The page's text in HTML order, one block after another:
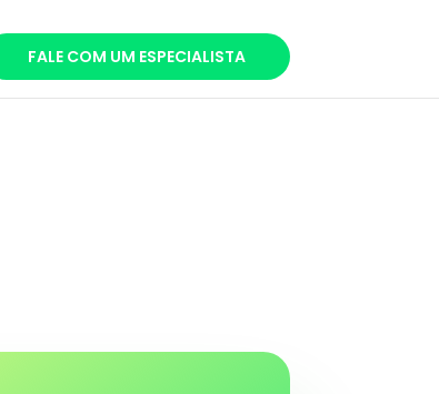
FALE COM UM ESPECIALISTA